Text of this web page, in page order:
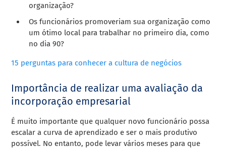
organização?
Os funcionários promoveriam sua organização como
um ótimo local para trabalhar no primeiro dia, como
no dia 90?
15 perguntas para conhecer a cultura de negócios
Importância de realizar uma avaliação da
incorporação empresarial
É muito importante que qualquer novo funcionário possa
escalar a curva de aprendizado e ser o mais produtivo
possível. No entanto, pode levar vários meses para que